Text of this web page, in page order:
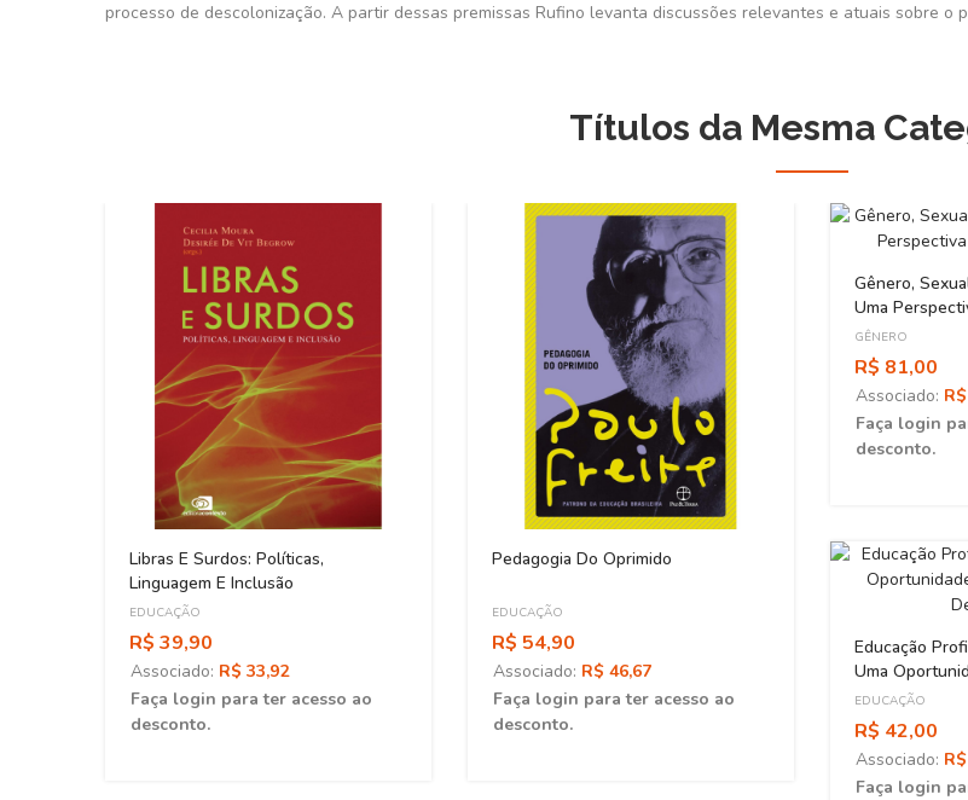
processo de descolonização. A partir dessas premissas Rufino levanta discussões relevantes e atuais sobre o
Títulos da Mesma
Libras E Surdos: Políticas,
Linguagem E Inclusão
EDUCAÇÃO
R$ 39,90
Associado: R$ 33,92
Faça login para ter acesso ao
desconto.
Pedagogia Do Oprimido
EDUCAÇÃO
R$ 54,90
Associado: R$ 46,67
Faça login para ter acesso ao
desconto.
Gênero,
Uma
GÊNERO
R$ 81,00
Associado:
Faça login
desconto.
Educação
Uma
Com Deficiência
EDUCAÇÃO
R$ 42,00
Associado:
Faça login